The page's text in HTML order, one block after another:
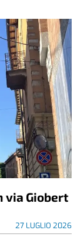
via Giobert
27 LUGLIO 2026